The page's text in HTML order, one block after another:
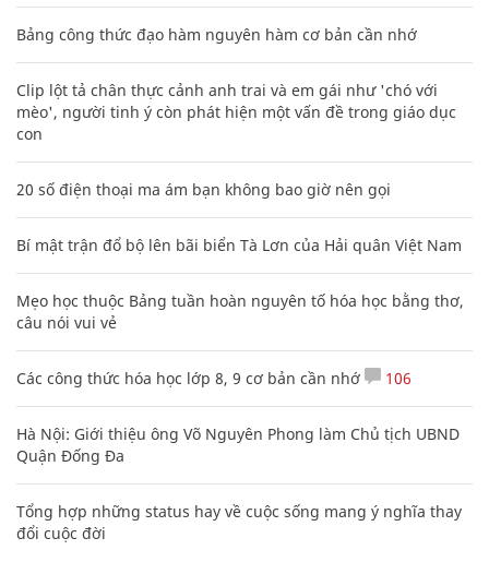
Bảng công thức đạo hàm nguyên hàm cơ bản cần nhớ
Clip lột tả chân thực cảnh anh trai và em gái như 'chó với
mèo', người tinh ý còn phát hiện một vấn đề trong giáo dục
con
20 số điện thoại ma ám bạn không bao giờ nên gọi
Bí mật trận đổ bộ lên bãi biển Tà Lơn của Hải quân Việt Nam
Mẹo học thuộc Bảng tuần hoàn nguyên tố hóa học bằng thơ,
câu nói vui vẻ
Các công thức hóa học lớp 8, 9 cơ bản cần nhớ 106
Hà Nội: Giới thiệu ông Võ Nguyên Phong làm Chủ tịch UBND
Quận Đống Đa
Tổng hợp những status hay về cuộc sống mang ý nghĩa thay
đổi cuộc đời